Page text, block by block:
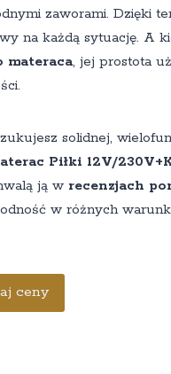
zaworami. Dzięki
na każdą sytuację. A
materaca, jej prostota
solidnej,
Piłki 12V/
ją w recenzjach
w różnych
ceny